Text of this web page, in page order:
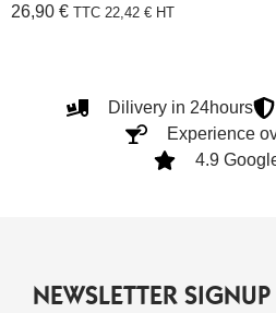
26,90 € TTC 22,42 € HT
Dilivery in 24hours
Experience
4.9
NEWSLETTER SIGNUP